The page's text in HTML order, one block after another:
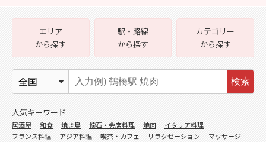
エリア
から探す
駅・路線
から探す
カテゴリー
から探す
検索
人気キーワード
居酒屋 和食 焼き鳥 懐石・会席料理 焼肉
イタリア料理
フランス料理
アジア料理 喫茶・カフェ リラクゼーション
マッサージ